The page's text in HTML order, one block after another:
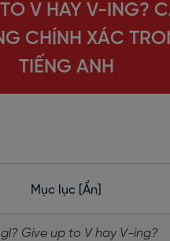
V HAY V-ING?
CHÍNH XÁC
TIẾNG ANH
Mục lục [Ẩn]
gì? Give up to V hay V-ing?